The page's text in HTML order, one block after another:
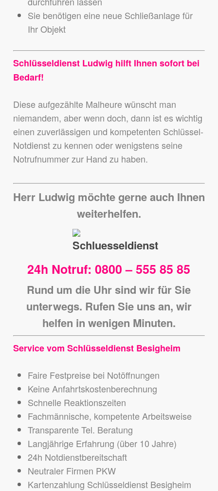
Sie benötigen eine neue Schließanlage für
Ihr Objekt
Schlüsseldienst Ludwig hilft Ihnen sofort bei
Bedarf!
Diese aufgezählte Malheure wünscht man
niemandem, aber wenn doch, dann ist es wichtig
einen zuverlässigen und kompetenten Schlüssel-
Notdienst zu kennen oder wenigstens seine
Notrufnummer zur Hand zu haben.
Herr Ludwig möchte gerne auch Ihnen
weiterhelfen.
24h Notruf: 0800 – 555 85 85
Rund um die Uhr sind wir für Sie
unterwegs. Rufen Sie uns an, wir
helfen in wenigen Minuten.
Service vom Schlüsseldienst Besigheim
Faire Festpreise bei Notöffnungen
Keine Anfahrtskostenberechnung
Schnelle Reaktionszeiten
Fachmännische, kompetente Arbeitsweise
Transparente Tel. Beratung
Langjährige Erfahrung (über 10 Jahre)
24h Notdienstbereitschaft
Neutraler Firmen PKW
Kartenzahlung Schlüsseldienst Besigheim